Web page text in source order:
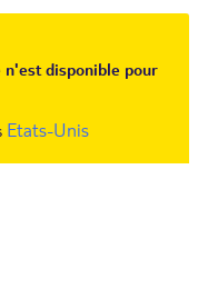
n'est disponible pour
Etats-Unis